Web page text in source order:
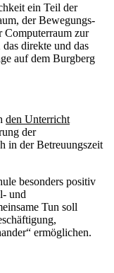
ein Teil der
der Bewegungs-
Computerraum zur
direkte und das
auf dem Burgberg
den Unterricht
der
in der Betreuungszeit
besonders positiv
und
Tun soll
ermöglichen.